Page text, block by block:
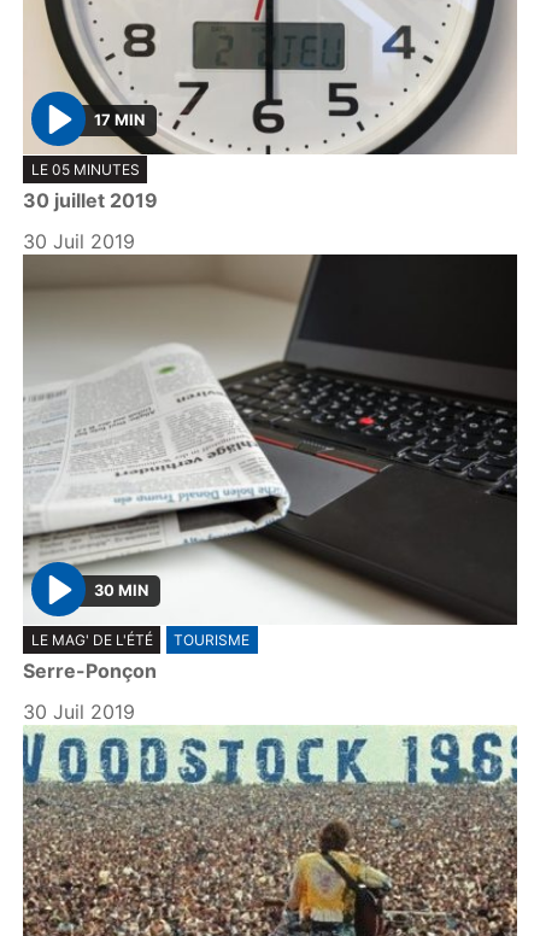
P
l
a
y
17 MIN
LE 05 MINUTES
30 juillet 2019
30 Juil 2019
P
l
a
y
30 MIN
LE MAG' DE L'ÉTÉ TOURISME
Serre-Ponçon
30 Juil 2019